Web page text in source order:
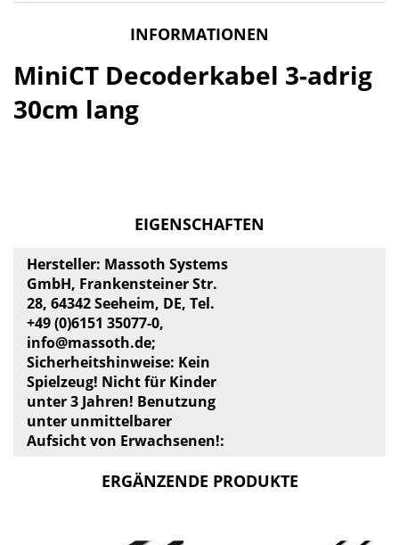
INFORMATIONEN
MiniCT Decoderkabel 3-adrig
30cm lang
EIGENSCHAFTEN
Hersteller: Massoth Systems
GmbH, Frankensteiner Str.
28, 64342 Seeheim, DE, Tel.
+49 (0)6151 35077-0,
info@massoth.de;
Sicherheitshinweise: Kein
Spielzeug! Nicht für Kinder
unter 3 Jahren! Benutzung
unter unmittelbarer
Aufsicht von Erwachsenen!:
ERGÄNZENDE PRODUKTE